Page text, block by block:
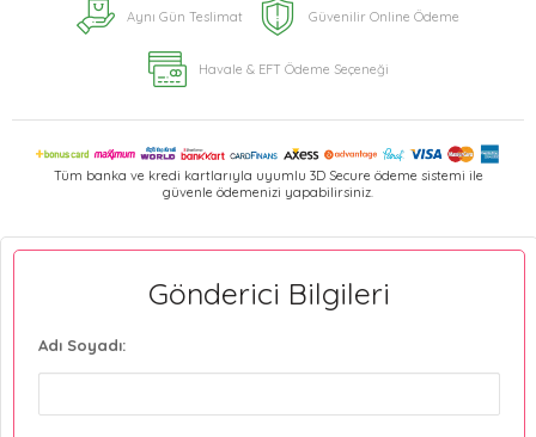
Aynı Gün Teslimat Güvenilir Online Ödeme
Havale & EFT Ödeme Seçeneği
Tüm banka ve kredi kartlarıyla uyumlu 3D Secure ödeme sistemi ile
güvenle ödemenizi yapabilirsiniz.
Gönderici Bilgileri
Adı Soyadı: